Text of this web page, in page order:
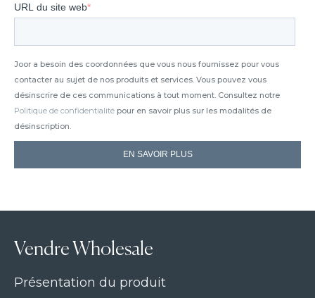
URL du site web*
Joor a besoin des coordonnées que vous nous fournissez pour vous
contacter au sujet de nos produits et services. Vous pouvez vous
désinscrire de ces communications à tout moment. Consultez notre
Politique de confidentialité pour en savoir plus sur les modalités de
désinscription.
Vendre Wholesale
Présentation du produit